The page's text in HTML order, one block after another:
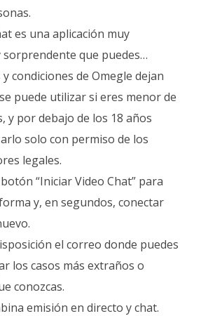
es una aplicación muy
que puedes…
condiciones de Omegle dejan
puede utilizar si eres menor de
y por debajo de los 18 años
solo con permiso de los
legales.
“Iniciar Video Chat” para
y, en segundos, conectar
el correo donde puedes
los casos más extraños o
conozcas.
emisión en directo y chat.